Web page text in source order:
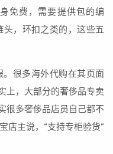
免费，需要提供包的编
，环扣之类的，这些五
很多海外代购在其页面
上，大部分的奢侈品专卖
很多奢侈品店员自己都不
店主说，“支持专柜验货”